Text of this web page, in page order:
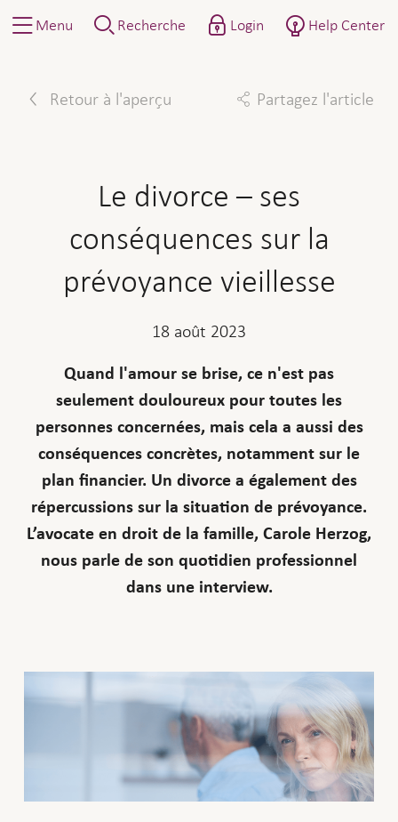
Menu Recherche Login Help Center
Retour à l'aperçu Partagez l'article
Le divorce – ses
conséquences sur la
prévoyance vieillesse
18 août 2023
Quand l'amour se brise, ce n'est pas
seulement douloureux pour toutes les
personnes concernées, mais cela a aussi des
conséquences concrètes, notamment sur le
plan financier. Un divorce a également des
répercussions sur la situation de prévoyance.
L’avocate en droit de la famille, Carole Herzog,
nous parle de son quotidien professionnel
dans une interview.